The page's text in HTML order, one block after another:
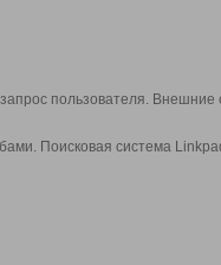
пользователя. Внешние
Поисковая система